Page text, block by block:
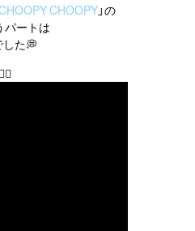
CHOOPY」の
パートは
た💭